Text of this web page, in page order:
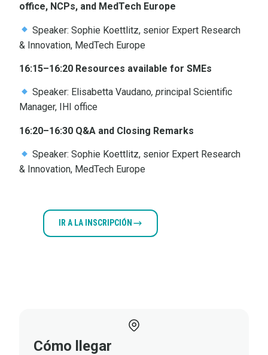
office, NCPs, and MedTech Europe
Speaker: Sophie Koettlitz, senior Expert Research
& Innovation, MedTech Europe
16:15–16:20 Resources available for SMEs
Speaker: Elisabetta Vaudano, principal Scientific
Manager, IHI office
16:20–16:30 Q&A and Closing Remarks
Speaker: Sophie Koettlitz, senior Expert Research
& Innovation, MedTech Europe
VER
PROGRAMA
IR A LA INSCRIPCIÓN
Cómo llegar